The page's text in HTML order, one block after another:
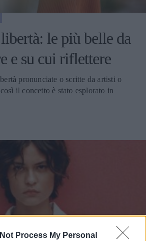
Process My Personal
le più belle da
e su cui riflettere
pronunciate o scritte da artisti o
il concetto è stato esplorato in